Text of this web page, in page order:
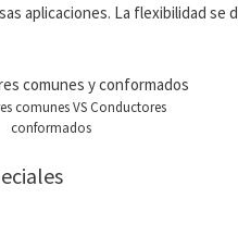
aplicaciones. La flexibilidad
comunes VS Conductores
conformados